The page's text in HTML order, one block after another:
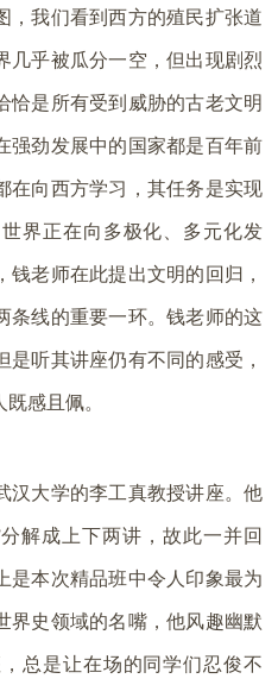
，我们看到西方的殖民扩张道
几乎被瓜分一空，但出现剧烈
恰是所有受到威胁的古老文明
强劲发展中的国家都是百年前
在向西方学习，其任务是实现
界正在向多极化、多元化发
老师在此提出文明的回归，
条线的重要一环。钱老师的这
听其讲座仍有不同的感受，
感且佩。
汉大学的李工真教授讲座。他
解成上下两讲，故此一并回
是本次精品班中令人印象最为
界史领域的名嘴，他风趣幽默
总是让在场的同学们忍俊不